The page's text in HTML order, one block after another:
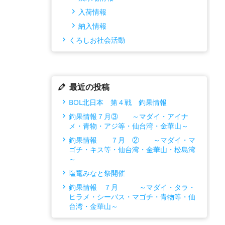
入荷情報
納入情報
くろしお社会活動
最近の投稿
BOL北日本 第４戦 釣果情報
釣果情報７月③ ～マダイ・アイナ
メ・青物・アジ等・仙台湾・金華山～
釣果情報 ７月 ② ～マダイ・マ
ゴチ・キス等・仙台湾・金華山・松島湾
～
塩竃みなと祭開催
釣果情報 ７月 ～マダイ・タラ・
ヒラメ・シーバス・マゴチ・青物等・仙
台湾・金華山～